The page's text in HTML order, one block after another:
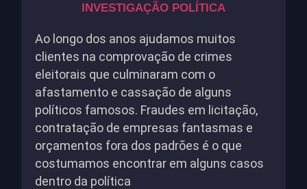
INVESTIGAÇÃO POLÍTICA
Ao longo dos anos ajudamos muitos
clientes na comprovação de crimes
eleitorais que culminaram com o
afastamento e cassação de alguns
políticos famosos. Fraudes em licitação,
contratação de empresas fantasmas e
orçamentos fora dos padrões é o que
costumamos encontrar em alguns casos
dentro da política